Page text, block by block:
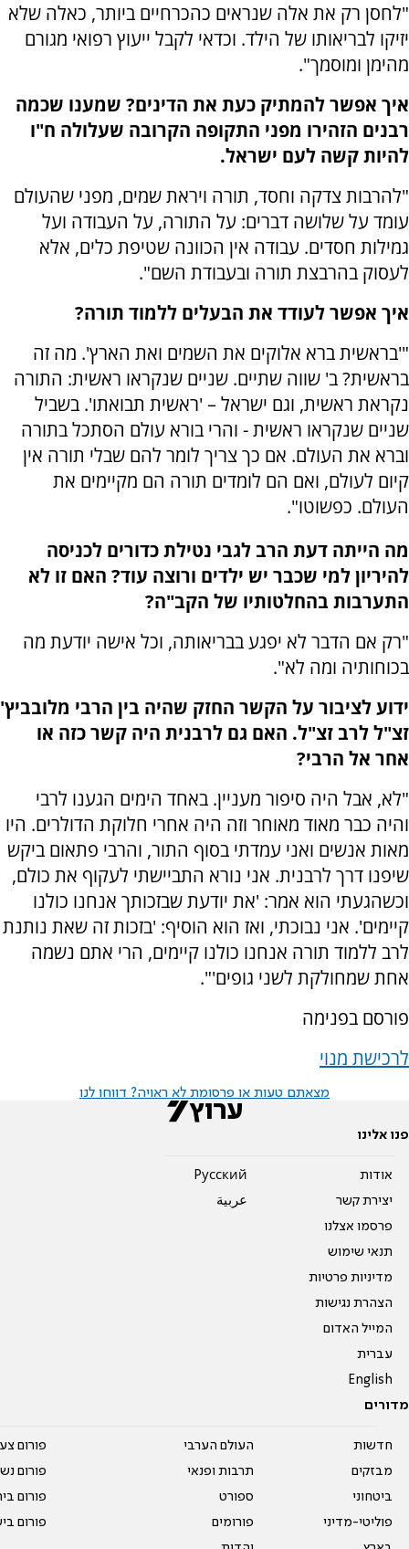
"לחסן רק את אלה שנראים כהכרחיים ביותר, כאלה שלא
יזיקו לבריאותו של הילד. וכדאי לקבל ייעוץ רפואי מגורם
מהימן ומוסמך".
איך אפשר להמתיק כעת את הדינים? שמענו שכמה
רבנים הזהירו מפני התקופה הקרובה שעלולה ח"ו
להיות קשה לעם ישראל.
"להרבות צדקה וחסד, תורה ויראת שמים, מפני שהעולם
עומד על שלושה דברים: על התורה, על העבודה ועל
גמילות חסדים. עבודה אין הכוונה שטיפת כלים, אלא
לעסוק בהרבצת תורה ובעבודת השם".
איך אפשר לעודד את הבעלים ללמוד תורה?
"'בראשית ברא אלוקים את השמים ואת הארץ'. מה זה
בראשית? ב' שווה שתיים. שניים שנקראו ראשית: התורה
נקראת ראשית, וגם ישראל – 'ראשית תבואתו'. בשביל
שניים שנקראו ראשית - והרי בורא עולם הסתכל בתורה
וברא את העולם. אם כך צריך לומר להם שבלי תורה אין
קיום לעולם, ואם הם לומדים תורה הם מקיימים את
העולם. כפשוטו".
מה הייתה דעת הרב לגבי נטילת כדורים לכניסה
להיריון למי שכבר יש ילדים ורוצה עוד? האם זו לא
התערבות בהחלטותיו של הקב"ה?
"רק אם הדבר לא יפגע בבריאותה, וכל אישה יודעת מה
בכוחותיה ומה לא".
ידוע לציבור על הקשר החזק שהיה בין הרבי מלובביץ'
זצ"ל לרב זצ"ל. האם גם לרבנית היה קשר כזה או
אחר אל הרבי?
"לא, אבל היה סיפור מעניין. באחד הימים הגענו לרבי
והיה כבר מאוד מאוחר וזה היה אחרי חלוקת הדולרים. היו
מאות אנשים ואני עמדתי בסוף התור, והרבי פתאום ביקש
שיפנו דרך לרבנית. אני נורא התביישתי לעקוף את כולם,
וכשהגעתי הוא אמר: 'את יודעת שבזכותך אנחנו כולנו
קיימים'. אני נבוכתי, ואז הוא הוסיף: 'בזכות זה שאת נותנת
לרב ללמוד תורה אנחנו כולנו קיימים, הרי אתם נשמה
אחת שמחולקת לשני גופים'".
פורסם בפנימה
לרכישת מנוי
מצאתם טעות או פרסומת לא ראויה? דווחו לנו
פנו אלינו
אודות
יצירת קשר
פרסמו אצלנו
תנאי שימוש
מדיניות פרטיות
הצהרת נגישות
המייל האדום
עברית
English
Pусский
عربية
מדורים
חדשות
מבזקים
ביטחוני
פוליטי-מדיני
העולם הערבי
תרבות ופנאי
ספורט
פורומים
פורום
פורום
פורום
פורום